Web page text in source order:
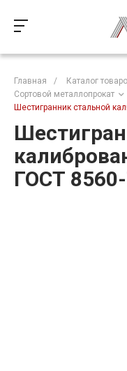
Главная / Каталог
Сортовой металлопрокат
Шестигранник стальной
ГОСТ